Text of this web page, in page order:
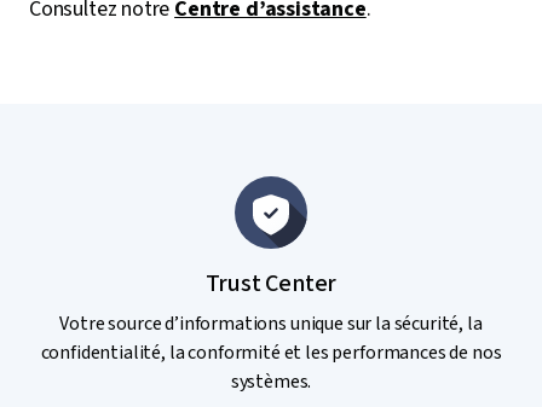
Consultez notre Centre d’assistance.
Trust Center
Votre source d’informations unique sur la sécurité, la
confidentialité, la conformité et les performances de nos
systèmes.